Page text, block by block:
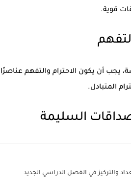
قوية.
يجب أن يكون الاحترام والتفهم
المتبادل.
السليمة
والتركيز في الفصل الدراسي الجديد